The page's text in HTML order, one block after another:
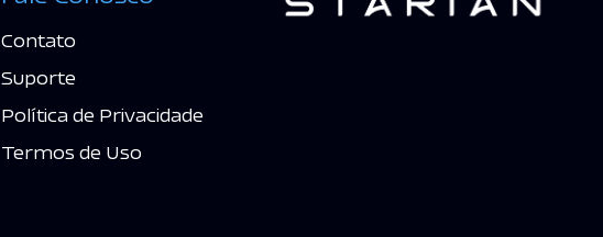
Contato
Suporte
Política de Privacidade
Termos de Uso